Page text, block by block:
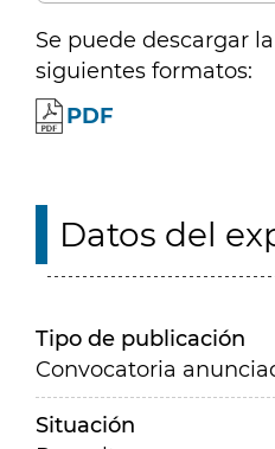
Se puede descargar
siguientes formatos:
PDF
Datos del
Tipo de publicación
Convocatoria
Situación